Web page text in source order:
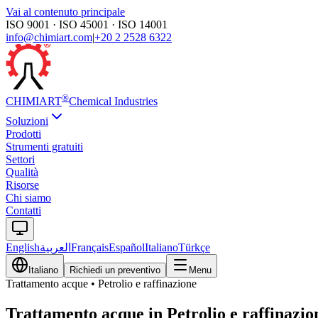
Vai al contenuto principale
ISO 9001 · ISO 45001 · ISO 14001
info@chimiart.com|+20 2 2528 6322
CHIMIART®Chemical Industries
Soluzioni
Prodotti
Strumenti gratuiti
Settori
Qualità
Risorse
Chi siamo
Contatti
Englishالعربية FrançaisEspañolItalianoTürkçe
Italiano Richiedi un preventivo Menu
Trattamento acque • Petrolio e raffinazione
Trattamento acque in Petrolio e